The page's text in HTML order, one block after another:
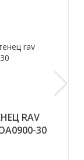
RAV
30